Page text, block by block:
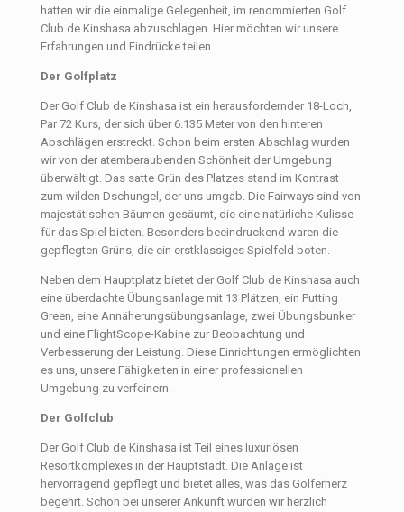
hatten wir die einmalige Gelegenheit, im renommierten Golf
Club de Kinshasa abzuschlagen. Hier möchten wir unsere
Erfahrungen und Eindrücke teilen.
Der Golfplatz
Der Golf Club de Kinshasa ist ein herausfordernder 18-Loch,
Par 72 Kurs, der sich über 6.135 Meter von den hinteren
Abschlägen erstreckt. Schon beim ersten Abschlag wurden
wir von der atemberaubenden Schönheit der Umgebung
überwältigt. Das satte Grün des Platzes stand im Kontrast
zum wilden Dschungel, der uns umgab. Die Fairways sind von
majestätischen Bäumen gesäumt, die eine natürliche Kulisse
für das Spiel bieten. Besonders beeindruckend waren die
gepflegten Grüns, die ein erstklassiges Spielfeld boten.
Neben dem Hauptplatz bietet der Golf Club de Kinshasa auch
eine überdachte Übungsanlage mit 13 Plätzen, ein Putting
Green, eine Annäherungsübungsanlage, zwei Übungsbunker
und eine FlightScope-Kabine zur Beobachtung und
Verbesserung der Leistung. Diese Einrichtungen ermöglichten
es uns, unsere Fähigkeiten in einer professionellen
Umgebung zu verfeinern.
Der Golfclub
Der Golf Club de Kinshasa ist Teil eines luxuriösen
Resortkomplexes in der Hauptstadt. Die Anlage ist
hervorragend gepflegt und bietet alles, was das Golferherz
begehrt. Schon bei unserer Ankunft wurden wir herzlich